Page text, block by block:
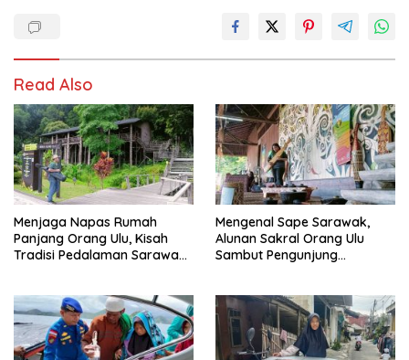
Read Also
Menjaga Napas Rumah
Panjang Orang Ulu, Kisah
Tradisi Pedalaman Sarawak
Mengenal Sape Sarawak,
Alunan Sakral Orang Ulu
Sambut Pengunjung